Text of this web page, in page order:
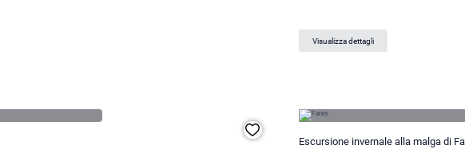
Visualizza dettagli
Escursione invernale alla malga di